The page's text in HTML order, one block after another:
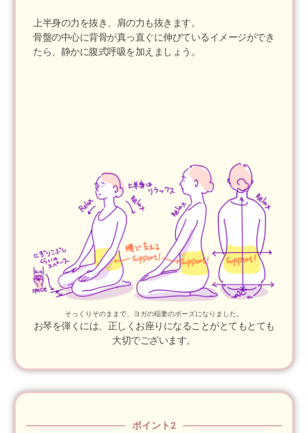
上半身の力を抜き、肩の力も抜きます。
骨盤の中心に背骨が真っ直ぐに伸びているイメージができ
たら、静かに腹式呼吸を加えましょう。
そっくりそのままで、ヨガの稲妻のポーズになりました。
お琴を弾くには、正しくお座りになることがとてもとても
大切でございます。
ポイント2